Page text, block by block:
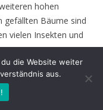
hohen
gefällten Bäume sind
vielen Insekten und
und setzen sich seit
nein.
die Website weiter
aus.